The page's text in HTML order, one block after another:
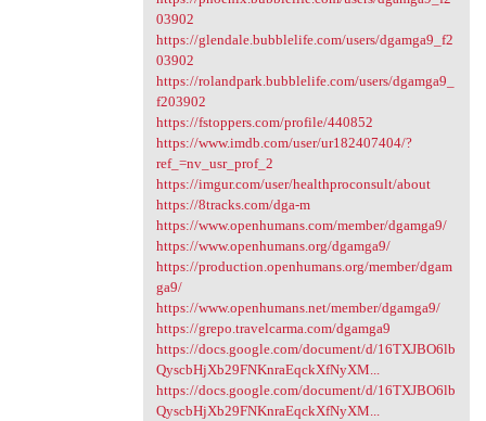
03902
https://glendale.bubblelife.com/users/dgamga9_f2
03902
https://rolandpark.bubblelife.com/users/dgamga9_
f203902
https://fstoppers.com/profile/440852
https://www.imdb.com/user/ur182407404/?
ref_=nv_usr_prof_2
https://imgur.com/user/healthproconsult/about
https://8tracks.com/dga-m
https://www.openhumans.com/member/dgamga9/
https://www.openhumans.org/dgamga9/
https://production.openhumans.org/member/dgam
ga9/
https://www.openhumans.net/member/dgamga9/
https://grepo.travelcarma.com/dgamga9
https://docs.google.com/document/d/16TXJBO6lb
QyscbHjXb29FNKnraEqckXfNyXM...
https://docs.google.com/document/d/16TXJBO6lb
QyscbHjXb29FNKnraEqckXfNyXM...